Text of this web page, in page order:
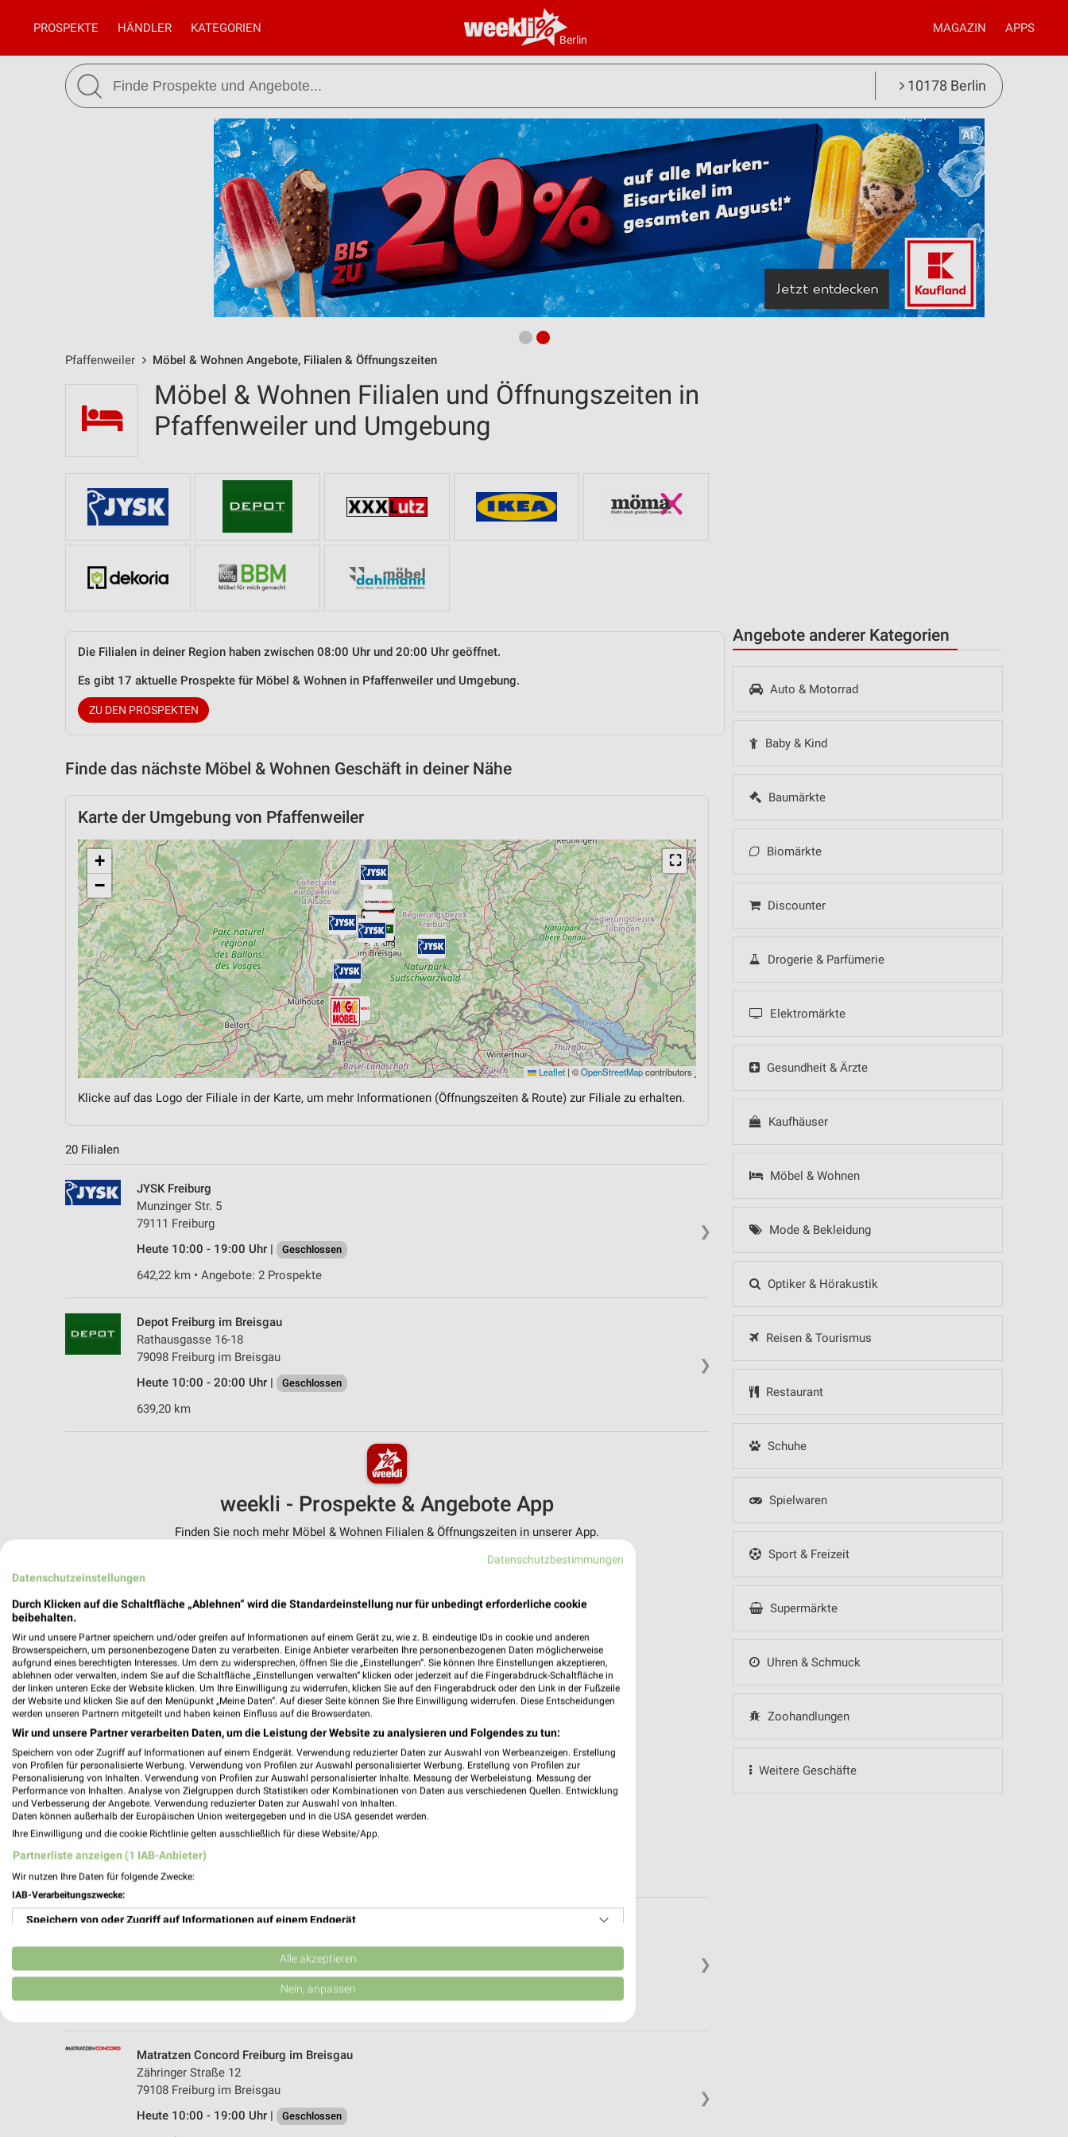
Berlin
PROSPEKTE HÄNDLER KATEGORIEN MAGAZIN APPS
10178 Berlin
Pfaffenweiler Möbel & Wohnen Angebote, Filialen & Öffnungszeiten
Angebote anderer Kategorien
Auto & Motorrad
Baby & Kind
Baumärkte
Biomärkte
Discounter
Drogerie & Parfümerie
Elektromärkte
Gesundheit & Ärzte
Kaufhäuser
Möbel & Wohnen
Mode & Bekleidung
Optiker & Hörakustik
Reisen & Tourismus
Restaurant
Schuhe
Spielwaren
Sport & Freizeit
Supermärkte
Uhren & Schmuck
Zoohandlungen
Weitere Geschäfte
Möbel & Wohnen Filialen und Öffnungszeiten in
Pfaffenweiler und Umgebung
Die Filialen in deiner Region haben zwischen 08:00 Uhr und 20:00 Uhr geöffnet.
Es gibt 17 aktuelle Prospekte für Möbel & Wohnen in Pfaffenweiler und Umgebung.
ZU DEN PROSPEKTEN
Finde das nächste Möbel & Wohnen Geschäft in deiner Nähe
Karte der Umgebung von Pfaffenweiler
⛶
+
−
Leaflet | ©OpenStreetMapcontributors
Klicke auf das Logo der Filiale in der Karte, um mehr Informationen (Öffnungszeiten & Route) zur Filiale zu erhalten.
20 Filialen
❯
JYSK Freiburg
Munzinger Str. 5
79111 Freiburg
Heute 10:00 - 19:00 Uhr |
Geschlossen
642,22 km • Angebote: 2 Prospekte
❯
Depot Freiburg im Breisgau
Rathausgasse 16-18
79098 Freiburg im Breisgau
Heute 10:00 - 20:00 Uhr |
Geschlossen
639,20 km
weekli - Prospekte & Angebote App
Finden Sie noch mehr Möbel & Wohnen Filialen & Öffnungszeiten in unserer App.
✔Push-Benachrichtigungen bei neuen Prospekten
Einkaufsliste - Einkauf stressfrei planen
Nutze weekli auch mobil – App jetzt laden oder QR-Code scannen.
❯
XXXLutz Freiburg
Heute 10:00 - 19:00 Uhr | Geschlossen
❯
Matratzen Concord Freiburg im Breisgau
Zähringer Straße 12
79108 Freiburg im Breisgau
Heute 10:00 - 19:00 Uhr |
Geschlossen
Datenschutzbestimmungen
Datenschutzeinstellungen
Durch Klicken auf die Schaltfläche „Ablehnen“ wird die Standardeinstellung nur für unbedingt erforderliche cookie
beibehalten.
Wir und unsere Partner speichern und/oder greifen auf Informationen auf einem Gerät zu, wie z. B. eindeutige IDs in cookie und anderen
Browserspeichern, um personenbezogene Daten zu verarbeiten. Einige Anbieter verarbeiten Ihre personenbezogenen Daten möglicherweise
aufgrund eines berechtigten Interesses. Um dem zu widersprechen, öffnen Sie die „Einstellungen“. Sie können Ihre Einstellungen akzeptieren,
ablehnen oder verwalten, indem Sie auf die Schaltfläche „Einstellungen verwalten“ klicken oder jederzeit auf die Fingerabdruck-Schaltfläche in
der linken unteren Ecke der Website klicken. Um Ihre Einwilligung zu widerrufen, klicken Sie auf den Fingerabdruck oder den Link in der Fußzeile
der Website und klicken Sie auf den Menüpunkt „Meine Daten“. Auf dieser Seite können Sie Ihre Einwilligung widerrufen. Diese Entscheidungen
werden unseren Partnern mitgeteilt und haben keinen Einfluss auf die Browserdaten.
Wir und unsere Partner verarbeiten Daten, um die Leistung der Website zu analysieren und Folgendes zu tun:
Speichern von oder Zugriff auf Informationen auf einem Endgerät. Verwendung reduzierter Daten zur Auswahl von Werbeanzeigen. Erstellung
von Profilen für personalisierte Werbung. Verwendung von Profilen zur Auswahl personalisierter Werbung. Erstellung von Profilen zur
Personalisierung von Inhalten. Verwendung von Profilen zur Auswahl personalisierter Inhalte. Messung der Werbeleistung. Messung der
Performance von Inhalten. Analyse von Zielgruppen durch Statistiken oder Kombinationen von Daten aus verschiedenen Quellen. Entwicklung
und Verbesserung der Angebote. Verwendung reduzierter Daten zur Auswahl von Inhalten.
Daten können außerhalb der Europäischen Union weitergegeben und in die USA gesendet werden.
Ihre Einwilligung und die cookie Richtlinie gelten ausschließlich für diese Website/App.
Partnerliste anzeigen (1 IAB-Anbieter)
Wir nutzen Ihre Daten für folgende Zwecke:
IAB-Verarbeitungszwecke:
Speichern von oder Zugriff auf Informationen auf einem Endgerät
Verwendung reduzierter Daten zur Auswahl von Werbeanzeigen
Erstellung von Profilen für personalisierte Werbung
Erstellung von Profilen zur Personalisierung von Inhalten
Verwendung von Profilen zur Auswahl personalisierter Inhalte
Messung der Werbeleistung
Alle akzeptieren
Nein, anpassen